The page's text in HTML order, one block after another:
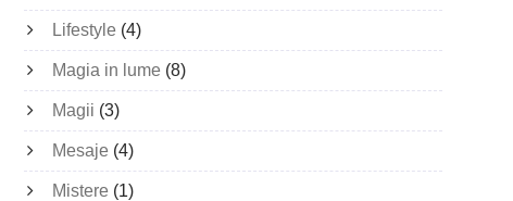
Lifestyle (4)
Magia in lume (8)
Magii (3)
Mesaje (4)
Mistere (1)